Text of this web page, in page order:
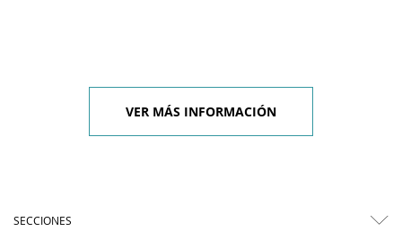
VER MÁS INFORMACIÓN
SECCIONES